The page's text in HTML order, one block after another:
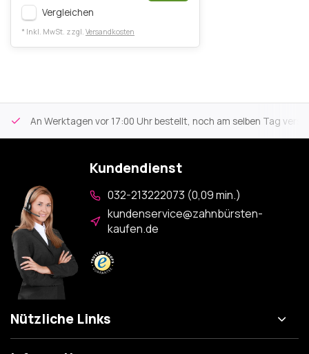
Vergleichen
* Inkl. MwSt. zzgl. Versandkosten
An Werktagen vor 17:00 Uhr bestellt, noch am selben Tag
Kundendienst
032-213222073 (0,09 min.)
kundenservice@zahnbürsten-
kaufen.de
Nützliche Links